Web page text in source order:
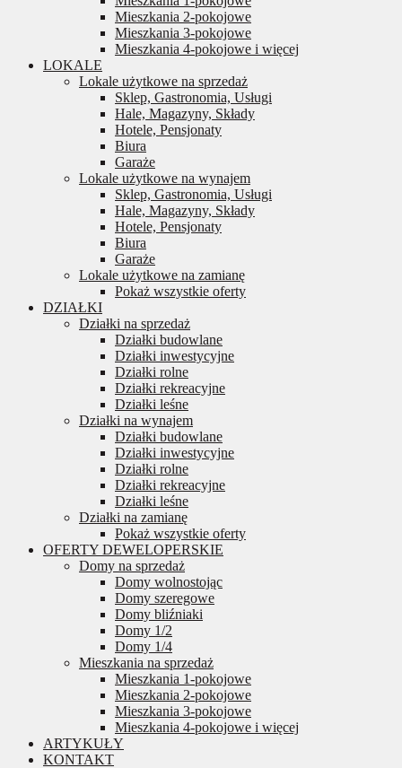
Mieszkania 2-pokojowe
Mieszkania 3-pokojowe
Mieszkania 4-pokojowe i więcej
LOKALE
Lokale użytkowe na sprzedaż
Sklep, Gastronomia, Usługi
Hale, Magazyny, Składy
Hotele, Pensjonaty
Biura
Garaże
Lokale użytkowe na wynajem
Sklep, Gastronomia, Usługi
Hale, Magazyny, Składy
Hotele, Pensjonaty
Biura
Garaże
Lokale użytkowe na zamianę
Pokaż wszystkie oferty
DZIAŁKI
Działki na sprzedaż
Działki budowlane
Działki inwestycyjne
Działki rolne
Działki rekreacyjne
Działki leśne
Działki na wynajem
Działki budowlane
Działki inwestycyjne
Działki rolne
Działki rekreacyjne
Działki leśne
Działki na zamianę
Pokaż wszystkie oferty
OFERTY DEWELOPERSKIE
Domy na sprzedaż
Domy wolnostojąc
Domy szeregowe
Domy bliźniaki
Domy 1/2
Domy 1/4
Mieszkania na sprzedaż
Mieszkania 1-pokojowe
Mieszkania 2-pokojowe
Mieszkania 3-pokojowe
Mieszkania 4-pokojowe i więcej
ARTYKUŁY
KONTAKT